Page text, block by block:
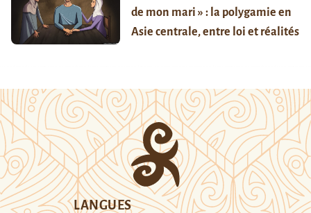
de mon mari » : la polygamie en
Asie centrale, entre loi et réalités
LANGUES